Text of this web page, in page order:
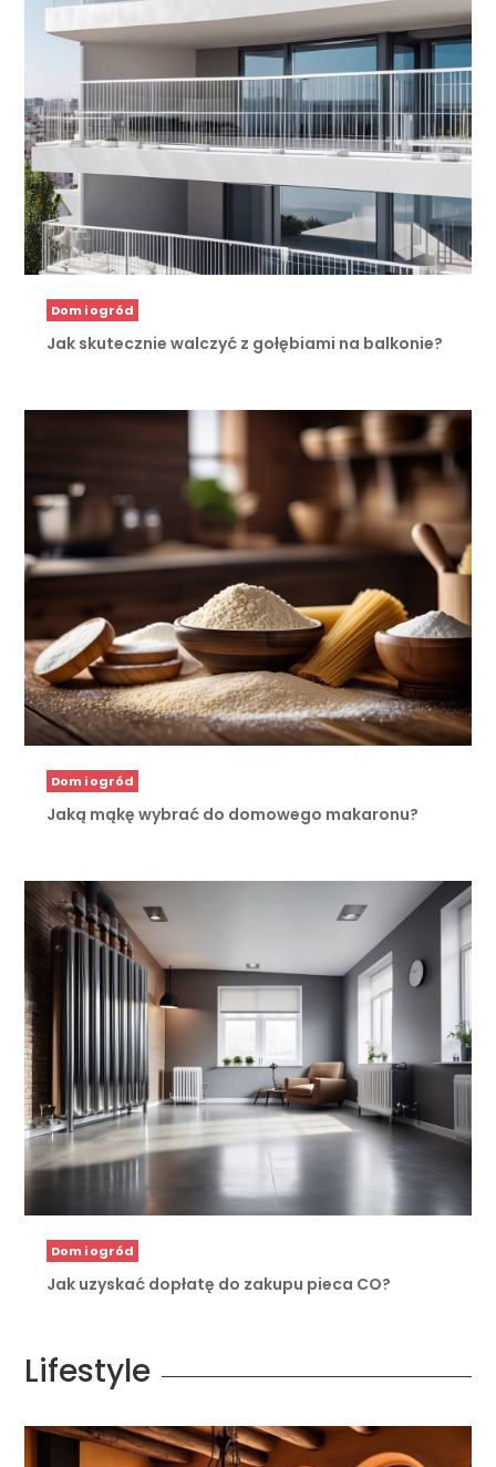
Dom i ogród
Jak skutecznie walczyć z gołębiami na balkonie?
Dom i ogród
Jaką mąkę wybrać do domowego makaronu?
Dom i ogród
Jak uzyskać dopłatę do zakupu pieca CO?
Lifestyle